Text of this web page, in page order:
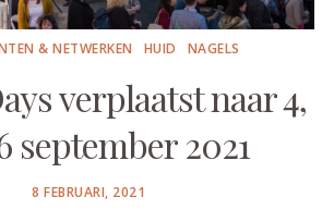
& NETWERKEN HUID NAGELS
verplaatst naar 4,
september 2021
POSTED
8 FEBRUARI, 2021